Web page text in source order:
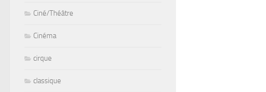
Ciné/Théâtre
Cinéma
cirque
classique